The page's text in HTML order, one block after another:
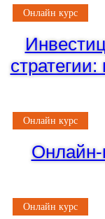
Онлайн курс
Онлайн курс
Онлайн-
Онлайн курс